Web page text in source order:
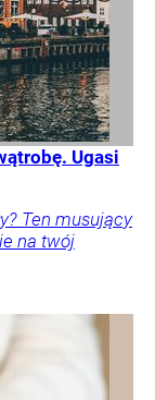
Ugasi
Ten musujący
na twój